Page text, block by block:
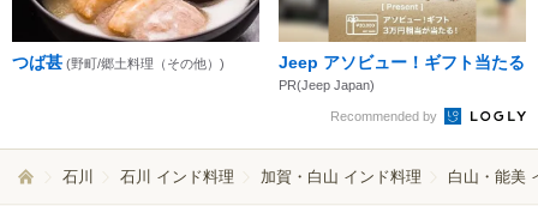
つば甚 (野町/郷土料理（その他）) Jeep アソビュー！ギフト当たる
PR(Jeep Japan)
Recommended by
石川 石川 インド料理 加賀・白山 インド料理 白山・能美